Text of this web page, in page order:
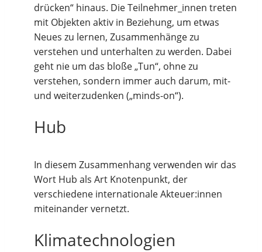
drücken“ hinaus. Die Teilnehmer_innen treten
mit Objekten aktiv in Beziehung, um etwas
Neues zu lernen, Zusammenhänge zu
verstehen und unterhalten zu werden. Dabei
geht nie um das bloße „Tun“, ohne zu
verstehen, sondern immer auch darum, mit-
und weiterzudenken („minds-on“).
Hub
In diesem Zusammenhang verwenden wir das
Wort Hub als Art Knotenpunkt, der
verschiedene internationale Akteuer:innen
miteinander vernetzt.
Klimatechnologien